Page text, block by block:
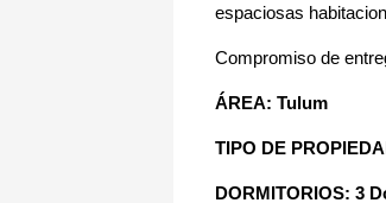
espaciosas
Compromiso de
ÁREA: Tulum
TIPO DE
DORMITORIOS: 3